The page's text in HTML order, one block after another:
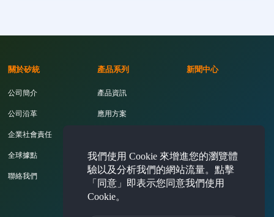
關於矽統
公司簡介
公司沿革
企業社會責任
全球據點
聯絡我們
產品系列
產品資訊
應用方案
新聞中心
我們使用 Cookie 來增進您的瀏覽體
驗以及分析我們的網站流量。點擊
「同意」即表示您同意我們使用
Cookie。